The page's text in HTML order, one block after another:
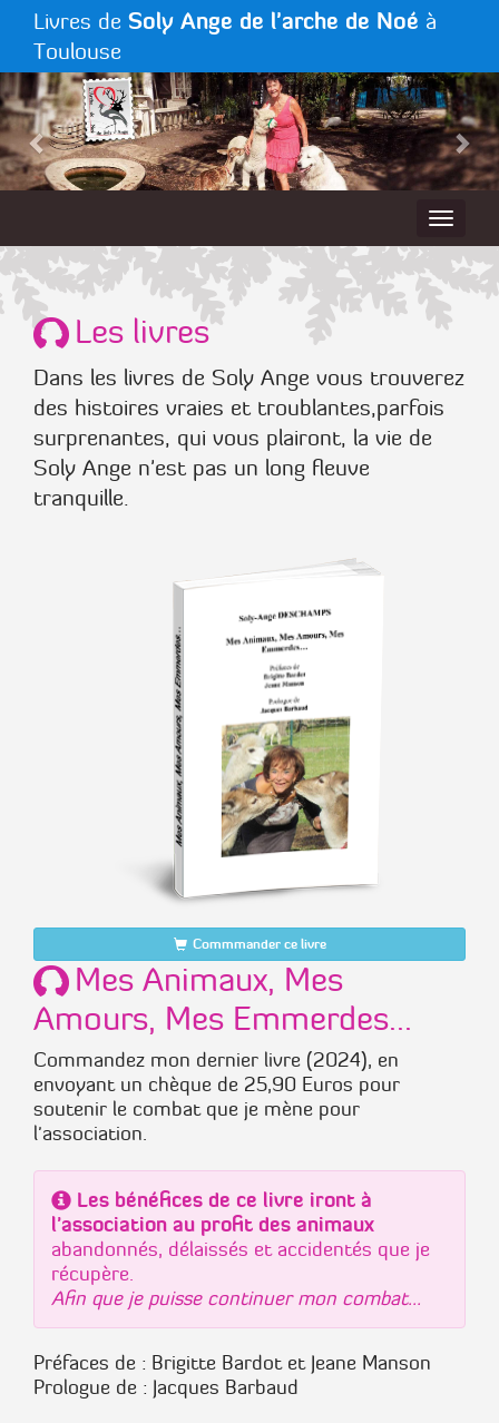
Livres de Soly Ange de l'arche de Noé à
Toulouse
Les livres
Dans les livres de Soly Ange vous trouverez
des histoires vraies et troublantes,parfois
surprenantes, qui vous plairont, la vie de
Soly Ange n'est pas un long fleuve
tranquille.
Commmander ce livre
Mes Animaux, Mes
Amours, Mes Emmerdes...
Commandez mon dernier livre (2024), en
envoyant un chèque de 25,90 Euros pour
soutenir le combat que je mène pour
l'association.
Les bénéfices de ce livre iront à
l'association au profit des animaux
abandonnés, délaissés et accidentés que je
récupère.
Afin que je puisse continuer mon combat...
Préfaces de : Brigitte Bardot et Jeane Manson
Prologue de : Jacques Barbaud